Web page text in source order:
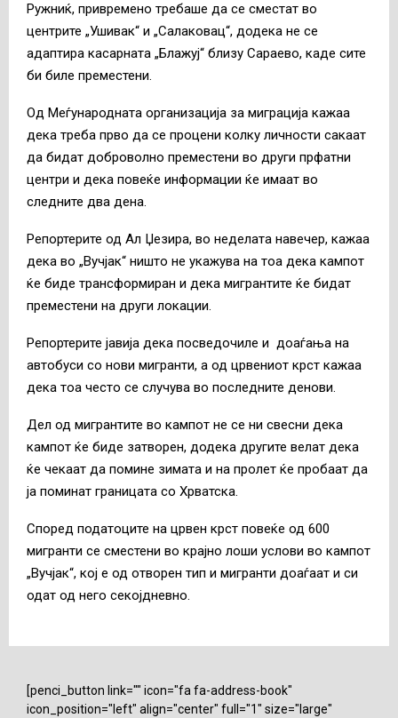
Ружниќ, привремено требаше да се сместат во
центрите „Ушивак“ и „Салаковац“, додека не се
адаптира касарната „Блажуј“ близу Сараево, каде сите
би биле преместени.
Од Меѓународната организација за миграција кажаа
дека треба прво да се процени колку личности сакаат
да бидат доброволно преместени во други прфатни
центри и дека повеќе информации ќе имаат во
следните два дена.
Репортерите од Ал Џезира, во неделата навечер, кажаа
дека во „Вучјак“ ништо не укажува на тоа дека кампот
ќе биде трансформиран и дека мигрантите ќе бидат
преместени на други локации.
Репортерите јавија дека посведочиле и доаѓања на
автобуси со нови мигранти, а од црвениот крст кажаа
дека тоа често се случува во последните денови.
Дел од мигрантите во кампот не се ни свесни дека
кампот ќе биде затворен, додека другите велат дека
ќе чекаат да помине зимата и на пролет ќе пробаат да
ја поминат границата со Хрватска.
Според податоците на црвен крст повеќе од 600
мигранти се сместени во крајно лоши услови во кампот
„Вучјак“, кој е од отворен тип и мигранти доаѓаат и си
одат од него секојдневно.
[penci_button link="" icon="fa fa-address-book"
icon_position="left" align="center" full="1" size="large"